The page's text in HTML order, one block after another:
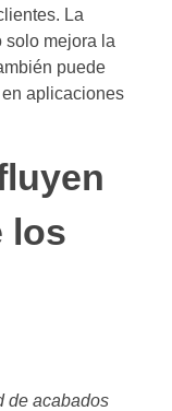
La
solo mejora la
puede
aplicaciones
los
de acabados